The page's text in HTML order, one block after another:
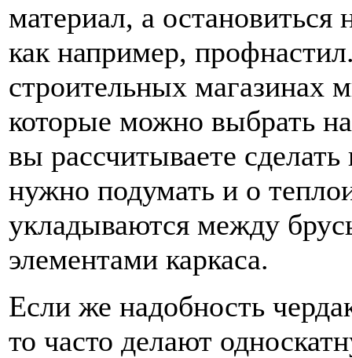
материал, а
как например,
строительных магазинах
которые можно выбрать
вы рассчитываете
нужно подумать и о
укладываются между
элементами каркаса.
Если же надобность
то часто делают